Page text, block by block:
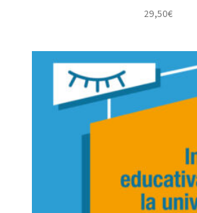
29,50€